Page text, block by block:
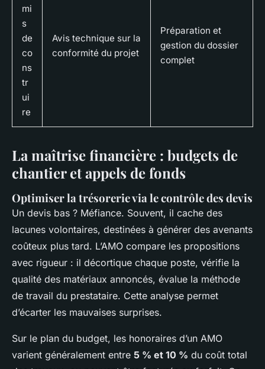
mi
s
de
co
ns
tr
ui
re
Avis technique sur la
conformité du projet
Préparation et
gestion du dossier
complet
La maîtrise financière : budgets de
chantier et appels de fonds
Optimiser la trésorerie via le contrôle des devis
Un devis bas ? Méfiance. Souvent, il cache des
lacunes volontaires, destinées à générer des avenants
coûteux plus tard. L’AMO compare les propositions
avec rigueur : il décortique chaque poste, vérifie la
qualité des matériaux annoncés, évalue la méthode
de travail du prestataire. Cette analyse permet
d’écarter les mauvaises surprises.
Sur le plan du budget, les honoraires d’un AMO
varient généralement entre 5 % et 10 % du coût total